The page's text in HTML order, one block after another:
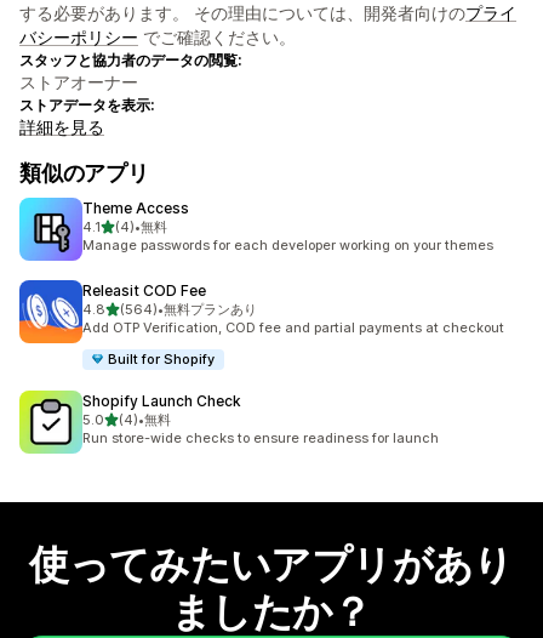
する必要があります。 その理由については、開発者向けのプライ
バシーポリシー でご確認ください。
スタッフと協力者のデータの閲覧:
ストアオーナー
ストアデータを表示:
詳細を見る
類似のアプリ
Theme Access
4.15つ星中
(4)
合計レビュー数：4件
•無料
Manage passwords for each developer working on your themes
Releasit COD Fee
4.85つ星中
(564)
合計レビュー数：564件
•無料プランあり
Add OTP Verification, COD fee and partial payments at checkout
Built for Shopify
Shopify Launch Check
5.05つ星中
(4)
合計レビュー数：4件
•無料
Run store-wide checks to ensure readiness for launch
使ってみたいアプリがあり
ましたか？